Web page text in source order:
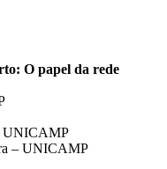
O papel da rede
UNICAMP
– UNICAMP